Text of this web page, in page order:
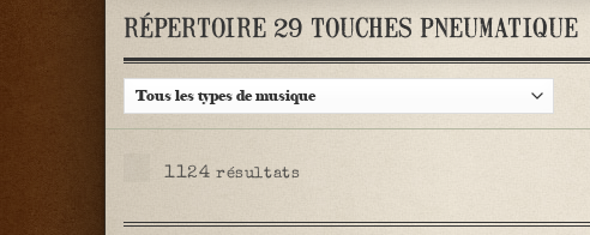
RÉPERTOIRE 29 TOUCHES PNEUMATIQUE
1124 résultats